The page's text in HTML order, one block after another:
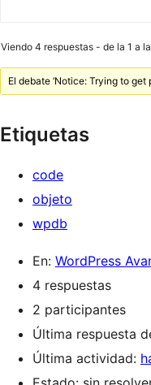
Viendo 4 respuestas - de la 1 a
El debate ‘Notice: Trying to
Etiquetas
code
objeto
wpdb
En: WordPress
4 respuestas
2 participantes
Última respuesta
Última actividad: